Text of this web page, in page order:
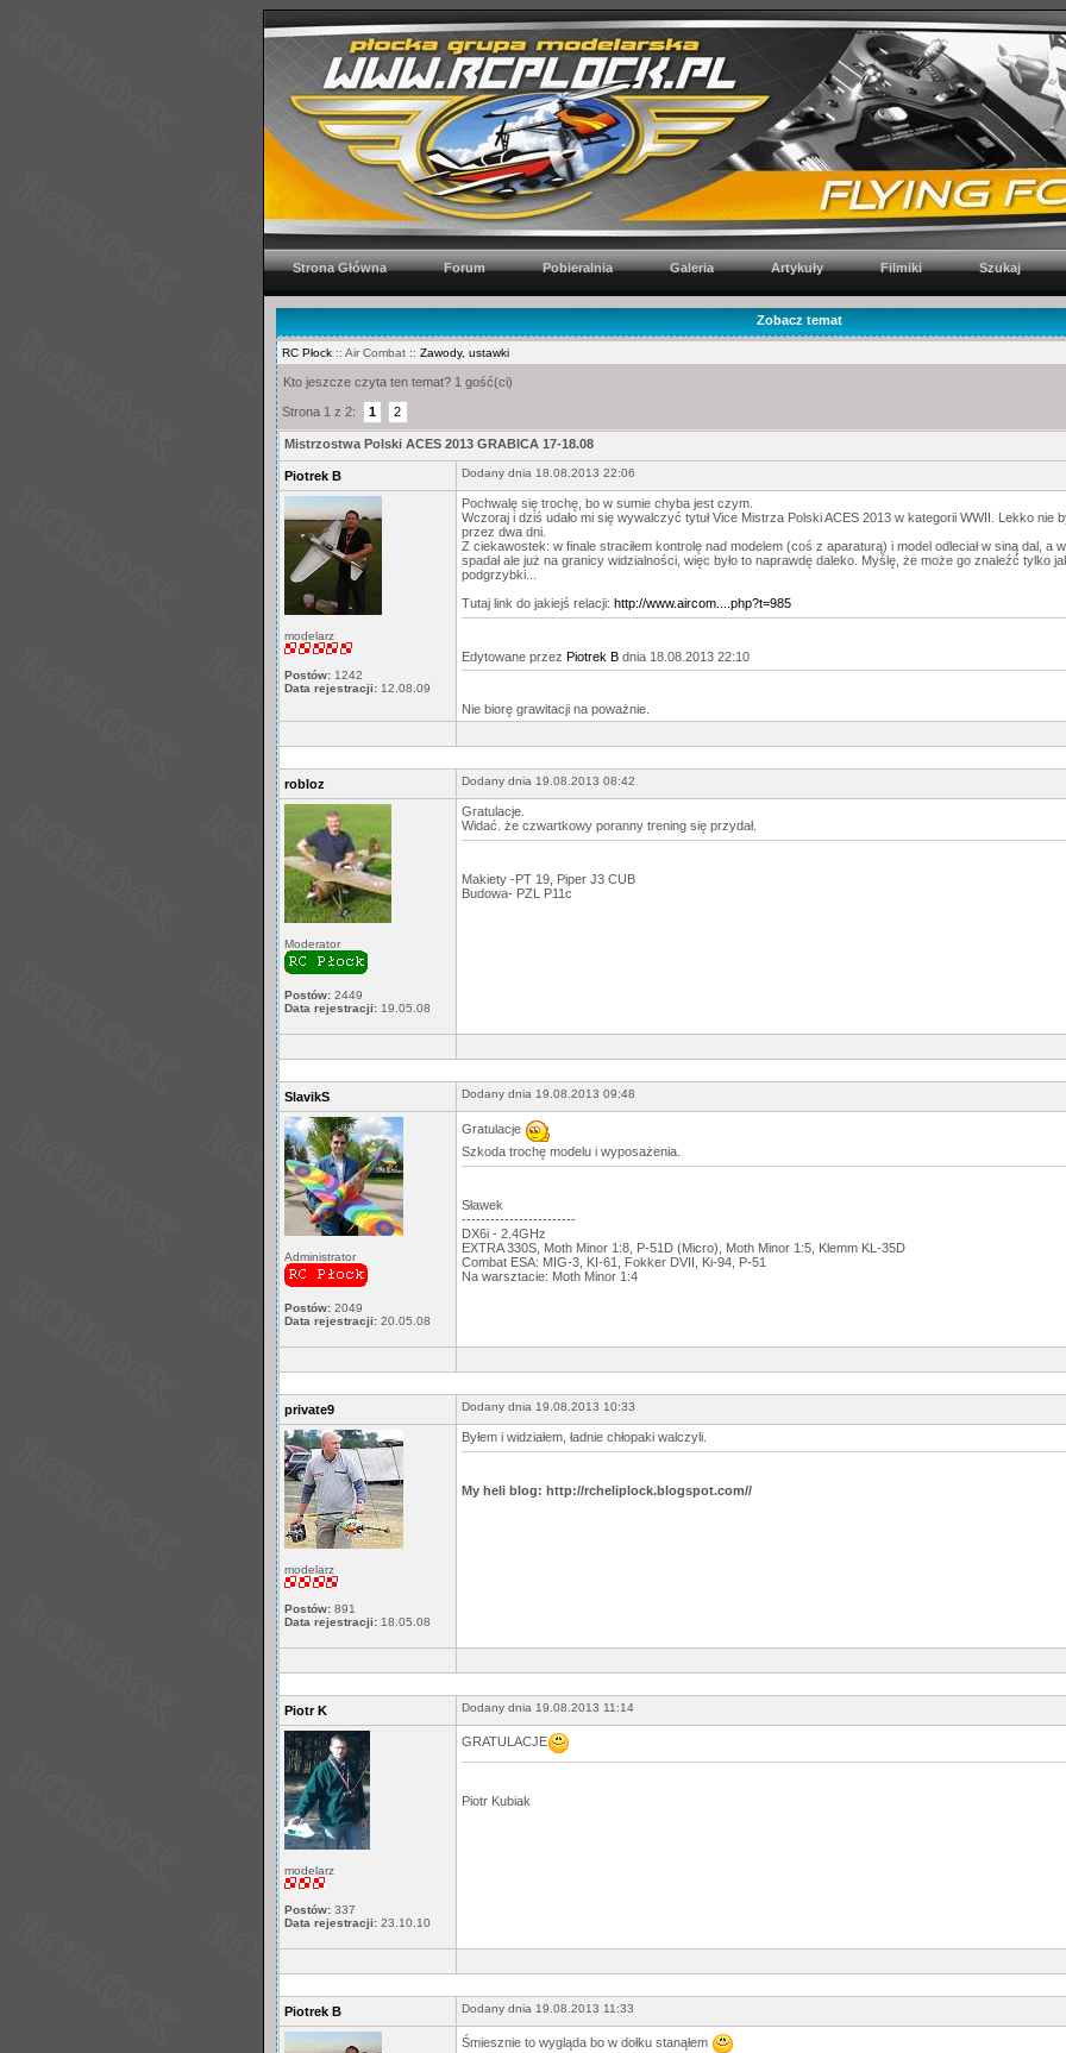
Strona Główna Forum Pobieralnia Galeria Artykuły Filmiki Szukaj
Zobacz temat
RC Płock :: Air Combat :: Zawody, ustawki
Kto jeszcze czyta ten temat? 1 gość(ci)
Strona 1 z 2: 1 2
Mistrzostwa Polski ACES 2013 GRABICA 17-18.08
Piotrek B Dodany dnia 18.08.2013 22:06
modelarz
Postów: 1242
Data rejestracji: 12.08.09
Pochwalę się trochę, bo w sumie chyba jest czym.
Wczoraj i dziś udało mi się wywalczyć tytuł Vice Mistrza Polski ACES 2013 w kategorii WWII. Lekko nie
przez dwa dni.
Z ciekawostek: w finale straciłem kontrolę nad modelem (coś z aparaturą) i model odleciał w siną dal, a
spadał ale już na granicy widzialności, więc było to naprawdę daleko. Myślę, że może go znaleźć tylko
podgrzybki...
Tutaj link do jakiejś relacji: http://www.aircom....php?t=985
Edytowane przez Piotrek B dnia 18.08.2013 22:10
Nie biorę grawitacji na poważnie.
robloz Dodany dnia 19.08.2013 08:42
Moderator
Postów: 2449
Data rejestracji: 19.05.08
Gratulacje.
Widać. że czwartkowy poranny trening się przydał.
Makiety -PT 19, Piper J3 CUB
Budowa- PZL P11c
SlavikS Dodany dnia 19.08.2013 09:48
Administrator
Postów: 2049
Data rejestracji: 20.05.08
Gratulacje
Szkoda trochę modelu i wyposażenia.
Sławek
------------------------
DX6i - 2.4GHz
EXTRA 330S, Moth Minor 1:8, P-51D (Micro), Moth Minor 1:5, Klemm KL-35D
Combat ESA: MIG-3, KI-61, Fokker DVII, Ki-94, P-51
Na warsztacie: Moth Minor 1:4
private9 Dodany dnia 19.08.2013 10:33
modelarz
Postów: 891
Data rejestracji: 18.05.08
Byłem i widziałem, ładnie chłopaki walczyli.
My heli blog: http://rcheliplock.blogspot.com//
Piotr K Dodany dnia 19.08.2013 11:14
modelarz
Postów: 337
Data rejestracji: 23.10.10
GRATULACJE
Piotr Kubiak
Piotrek B Dodany dnia 19.08.2013 11:33
Śmiesznie to wygląda bo w dołku stanąłem